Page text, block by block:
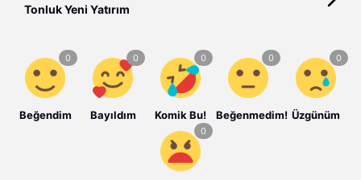
Tonluk Yeni Yatırım
Beğendim Bayıldım Komik Bu! Beğenmedim! Üzgünüm